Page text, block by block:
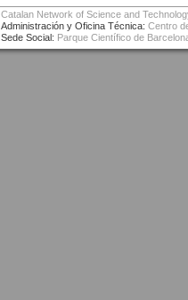
Catalan Network of Science and
Administración y Oficina Técnica: Centro
Sede Social: Parque Científico de